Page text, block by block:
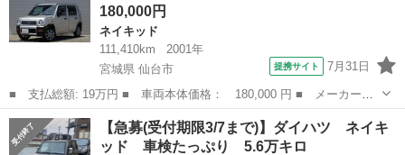
180,000円
ネイキッド
111,410km
2001年
宮城県 仙台市
提携サイト 7月31日
■ 支払総額: 19万円 ■ 車両本体価格： 180,000 円 ■ メーカー
名： ダイハツ ■ 車種名： ネイキッド ■ グレード名： Ｇ ■
排気量： 660cc ■ ドア枚数： 5D ■ ミッション： AT4速 ■ ...
宮城 仙台市 ネイキッド
【急募(受付期限3/7まで)】ダイハツ ネイキ
ッド 車検たっぷり 5.6万キロ